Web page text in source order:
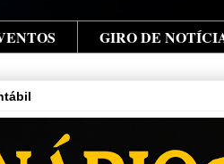
GIRO DE